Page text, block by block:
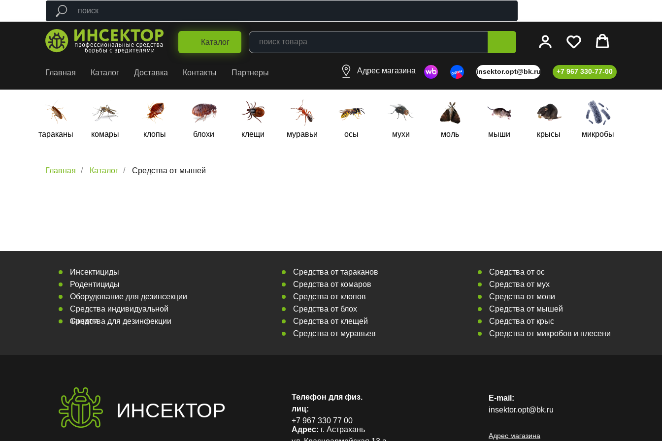
Каталог
Главная Каталог Доставка Контакты Партнеры +7 967 330-77-00
insektor.opt@bk.ru
Адрес магазина
микробы
крысы
мыши
моль
мухи
осы
муравьи
клещи
блохи
клопы
комары
тараканы
Главная / Каталог / Средства от мышей
ИНСЕКТОР
Телефон для физ.
лиц:
+7 967 330 77 00
Средства от микробов и плесени
Средства от крыс
Средства от мышей
Средства от моли
Средства от мух
Средства от ос
Адрес: г. Астрахань
E-mail:
insektor.opt@bk.ru
Адрес магазина
Средства от муравьев
Средства от клещей
Средства от блох
Средства от клопов
Средства от комаров
Средства от тараканов
Средства для дезинфекции
Средства индивидуальной
защиты
Оборудование для дезинсекции
Родентициды
Инсектициды